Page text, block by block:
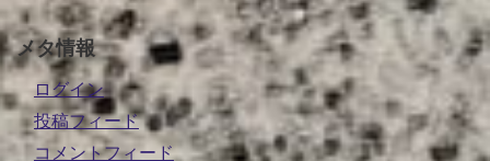
メタ情報
ログイン
投稿フィード
コメントフィード